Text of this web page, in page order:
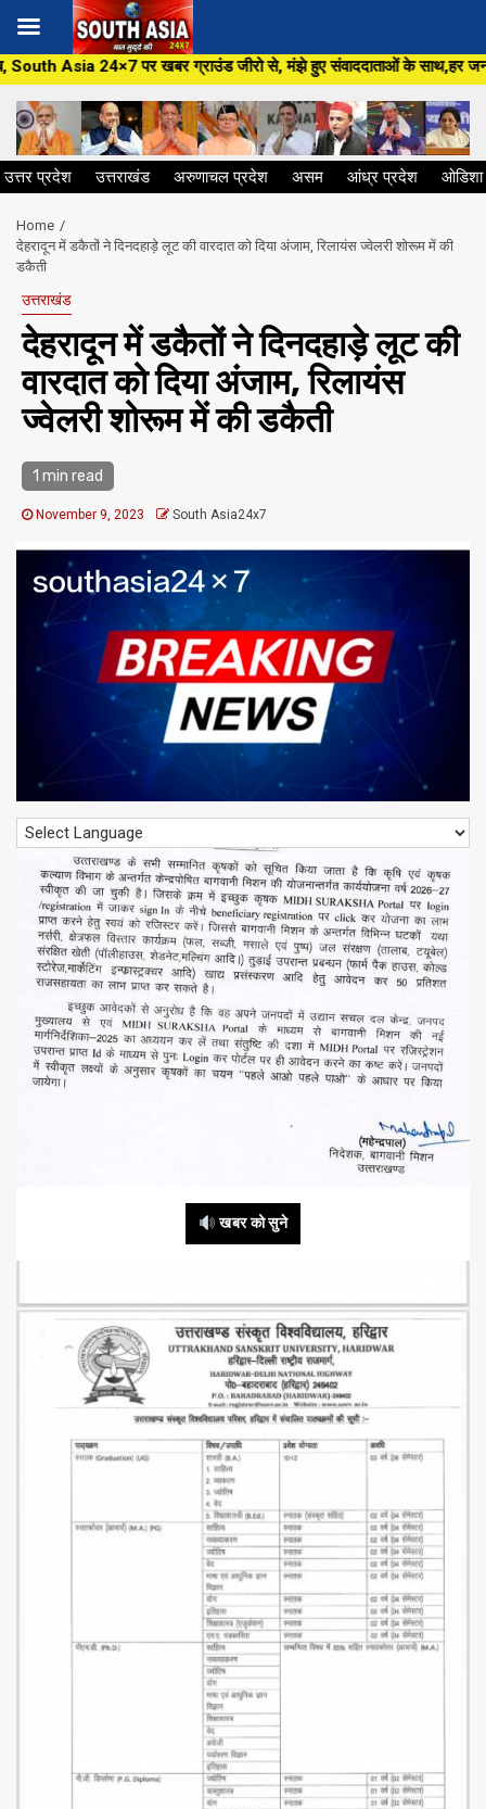
Skip
to
content
पर खबर ग्राउंड जीरो से, मंझे हुए संवाददाताओं के साथ,हर जन मुद्दे पर,
उत्तर प्रदेश उत्तराखंड अरुणाचल प्रदेश असम आंध्र प्रदेश ओडिशा
Home
देहरादून में डकैतों ने दिनदहाड़े लूट की वारदात को दिया अंजाम, रिलायंस ज्वेलरी शोरूम में की
डकैती
उत्तराखंड
देहरादून में डकैतों ने दिनदहाड़े लूट की
वारदात को दिया अंजाम, रिलायंस
ज्वेलरी शोरूम में की डकैती
1 min read
November 9, 2023 South Asia24x7
खबर को सुने